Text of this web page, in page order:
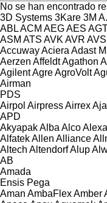
No se han encontrado
3D Systems 3Kare 3M
ABLACM AEGAES
ASM ATS AVK AVR AVS
AccuwayAciera Adast
Aerzen AffeldtAgathon
AgilentAgreAgroVolt
Airman
PDS
Airpol AirpressAirrex
APD
AkyapakAlba Alco
AlfatekAllen Alliance
Altech AltendorfAlup
AB
Amada
Ensis Pega
Aman AmbaFlexAmber